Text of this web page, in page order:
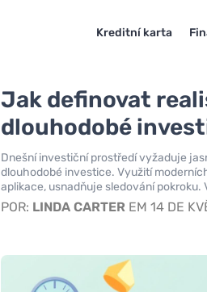
Kreditní karta
Jak definovat
dlouhodobé
Dnešní investiční prostředí vyžaduje
dlouhodobé investice. Využití
aplikace, usnadňuje sledování
POR: LINDA CARTER EM 14 DE